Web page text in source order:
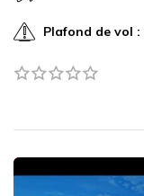
Plafond de vol :